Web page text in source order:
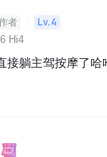
者 Lv.4
Hi4
接躺主驾按摩了哈